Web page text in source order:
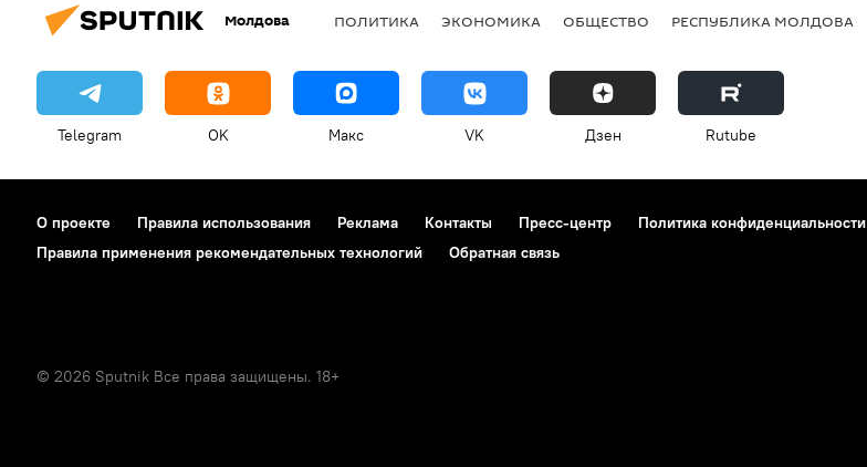
Молдова ПОЛИТИКА ЭКОНОМИКА ОБЩЕСТВО РЕСПУБЛИКА МОЛДОВА
Telegram OK Макс VK Дзен Rutube
О проекте Правила использования Реклама Контакты Пресс-центр Политика конфиденциальности
Правила применения рекомендательных технологий
Обратная связь
© 2026 Sputnik Все права защищены. 18+